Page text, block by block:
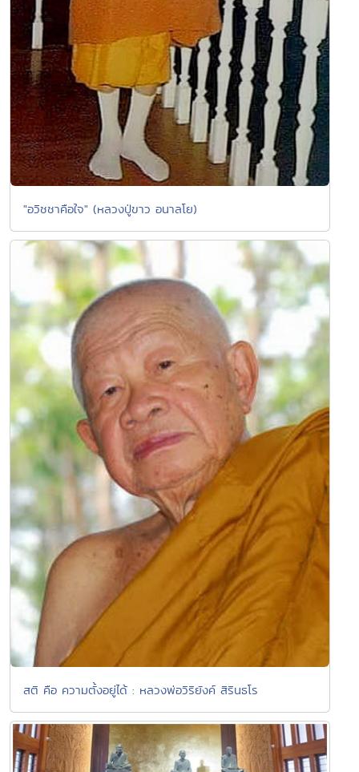
"อวิชชาคือใจ" (หลวงปู่ขาว อนาลโย)
สติ คือ ความตั้งอยู่ได้ : หลวงพ่อวิริยังค์ สิรินธโร